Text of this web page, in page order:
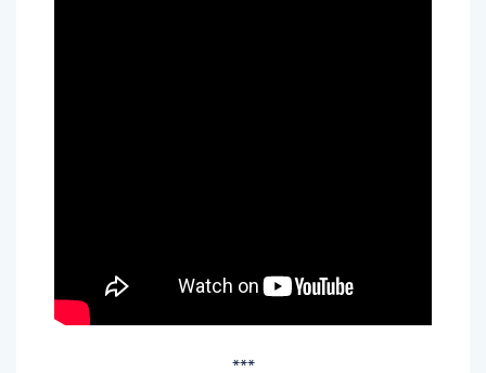
***